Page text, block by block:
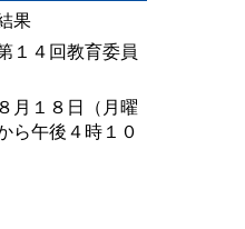
果
４回教育委員
１８日（月曜
ら午後４時１０